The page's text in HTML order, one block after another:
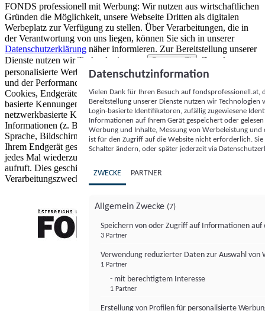
FONDS professionell mit Werbung: Wir nutzen aus wirtschaftlichen
Gründen die Möglichkeit, unsere Webseite Dritten als digitalen
Werbeplatz zur Verfügung zu stellen. Über Verarbeitungen, die in
der Verantwortung von uns liegen, können Sie sich in unserer
Datenschutzerklärung näher informieren. Zur Bereitstellung unserer
Dienste nutzen wir Technologien von
Partnern (5)
. Zwecke:
personalisierte Werbung und Inhalte, Messung von Werbeleistung
und der Performance von Inhalten sowie Zielgruppenforschung.
Cookies, Endgeräte- oder ähnliche Online-Kennungen (z. B. login-
basierte Kennungen, zufällig generierte Kennungen,
netzwerkbasierte Kennungen) können zusammen mit anderen
Informationen (z. B. Browsertyp und Browserinformationen,
Sprache, Bildschirmgröße, unterstützte Technologien usw.) auf
Ihrem Endgerät gespeichert oder von dort ausgelesen werden, um es
jedes Mal wiederzuerkennen, wenn es eine App oder einer Webseite
aufruft. Dies geschieht für einen oder mehrere der hier aufgeführten
Verarbeitungszwecke.
Datenschutzinformation
Vielen Dank für Ihren Besuch auf
Bereitstellung unserer Dienste nutzen wir Technologien
Login-basierte Identifikatoren, zufällig zugewiesene
Informationen auf Ihrem Gerät gespeichert oder
Werbung und Inhalte, Messung von Werbeleistung
ist für den Zugriff auf die Website nicht erforderlich.
Schalter ändern, oder später jederzeit via
ZWECKE PARTNER
Allgemein Zwecke (7)
Speichern von oder Zugriff auf Informationen auf
3 Partner
Verwendung reduzierter Daten zur Auswahl von
1 Partner
- mit berechtigtem Interesse
1 Partner
Erstellung von Profilen für personalisierte
FONDS professionell